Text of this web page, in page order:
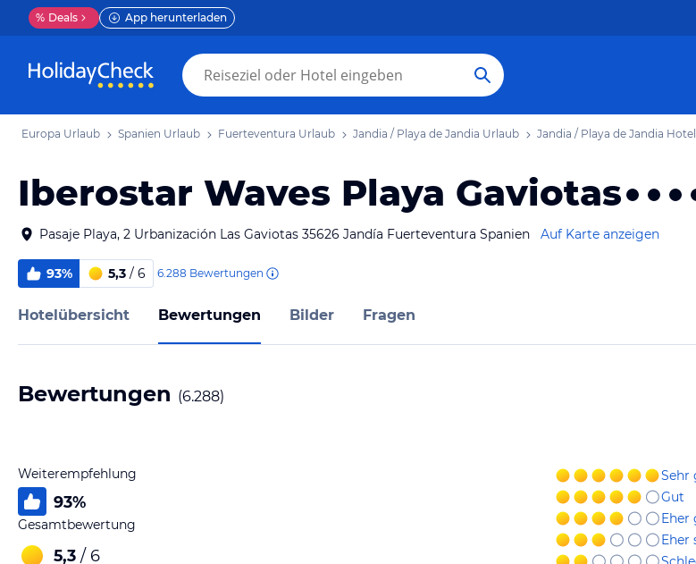
% Deals App herunterladen
Europa Urlaub Spanien Urlaub Fuerteventura Urlaub Jandia / Playa de Jandia Urlaub Jandia / Playa de Jandia
Iberostar Waves Playa Gaviotas
Pasaje Playa, 2 Urbanización Las Gaviotas 35626 Jandía Fuerteventura Spanien Auf Karte anzeigen
93% 5,3 / 6 6.288 Bewertungen
Hotelübersicht Bewertungen Bilder Fragen
Bewertungen (6.288)
Weiterempfehlung
93%
Gesamtbewertung
5,3 / 6
Sehr
Gut
Eher
Eher